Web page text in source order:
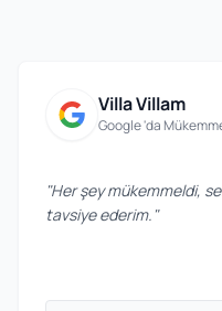
Villa Villam
Google 'da
"Her şey mükemmeldi,
tavsiye ederim. "